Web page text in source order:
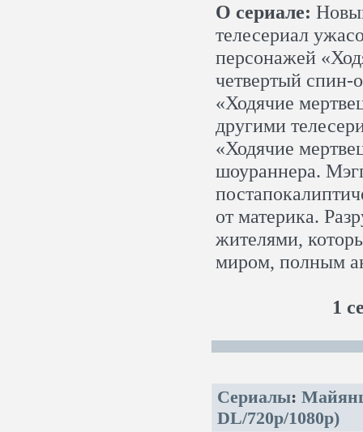
О сериале:
телесериал
персонажей
четвертый
«Ходячие
другими
«Ходячие
шоураннера.
от материка.
жителями,
миром, полным
1
Сериалы:
DL/720p/1080p)